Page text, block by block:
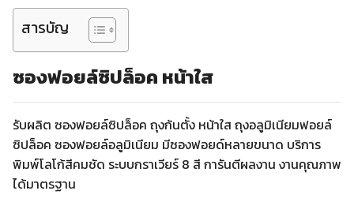
สารบัญ
ซองฟอยล์ซิปล็อค หน้าใส
รับผลิต ซองฟอยล์ซิปล็อค ถุงก้นตั้ง หน้าใส ถุงอลูมิเนียมฟอยล์
ซิปล็อค ซองฟอยล์อลูมิเนียม มีซองฟอยด์หลายขนาด บริการ
พิมพ์โลโก้สีคมชัด ระบบกราเวียร์ 8 สี การันตีผลงาน งานคุณภาพ
ได้มาตรฐาน